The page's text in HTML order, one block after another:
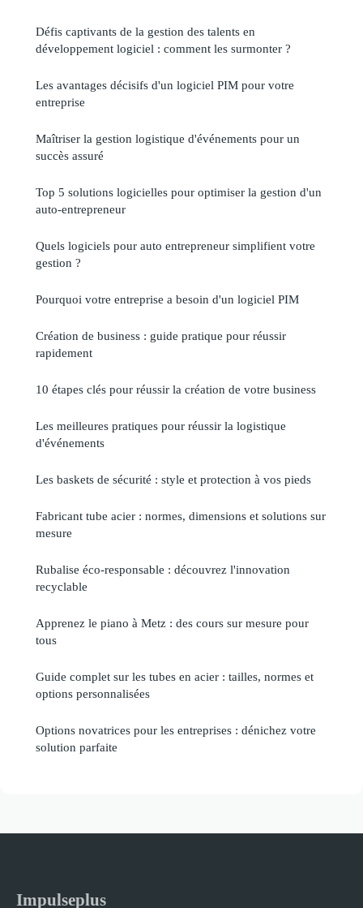
Défis captivants de la gestion des talents en
développement logiciel : comment les surmonter ?
Les avantages décisifs d'un logiciel PIM pour votre
entreprise
Maîtriser la gestion logistique d'événements pour un
succès assuré
Top 5 solutions logicielles pour optimiser la gestion d'un
auto-entrepreneur
Quels logiciels pour auto entrepreneur simplifient votre
gestion ?
Pourquoi votre entreprise a besoin d'un logiciel PIM
Création de business : guide pratique pour réussir
rapidement
10 étapes clés pour réussir la création de votre business
Les meilleures pratiques pour réussir la logistique
d'événements
Les baskets de sécurité : style et protection à vos pieds
Fabricant tube acier : normes, dimensions et solutions sur
mesure
Rubalise éco-responsable : découvrez l'innovation
recyclable
Apprenez le piano à Metz : des cours sur mesure pour
tous
Guide complet sur les tubes en acier : tailles, normes et
options personnalisées
Options novatrices pour les entreprises : dénichez votre
solution parfaite
Impulseplus